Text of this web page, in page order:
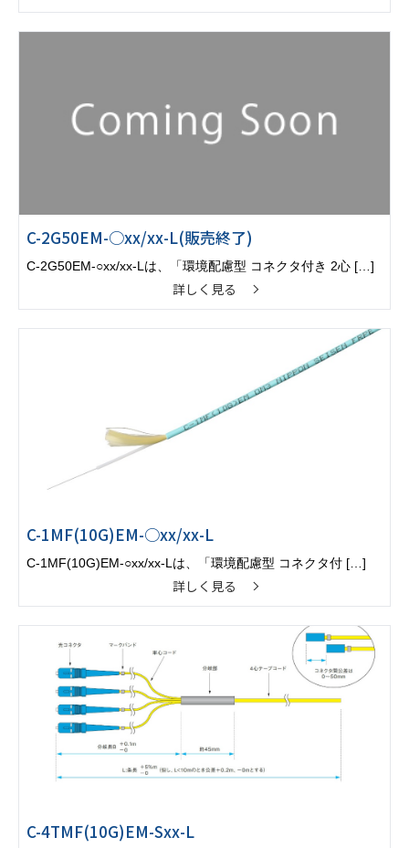
C-2G50EM-○xx/xx-L(販売終了)
C-2G50EM-○xx/xx-Lは、「環境配慮型 コネクタ付き 2心 […]
詳しく見る
C-1MF(10G)EM-○xx/xx-L
C-1MF(10G)EM-○xx/xx-Lは、「環境配慮型 コネクタ付 […]
詳しく見る
C-4TMF(10G)EM-Sxx-L